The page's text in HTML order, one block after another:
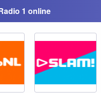
1 online